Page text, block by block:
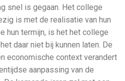
snel is gegaan. Het college
is met de realisatie van hun
hun termijn, is het het college
daar niet bij kunnen laten. De
economische context verandert
aanpassing van de